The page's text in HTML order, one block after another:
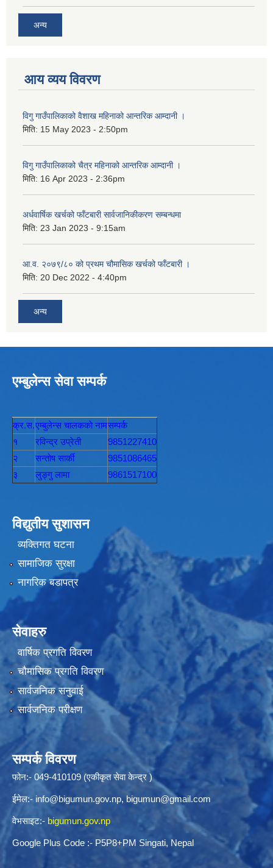
अन्य
आय व्यय विवरण
विगु गाउँपालिकाको वैशाख महिनाको आन्तरिक आम्दानी ।
मिति: 15 May 2023 - 2:50pm
विगु गाउँपालिकाको चैत्र महिनाको आन्तरिक आम्दानी ।
मिति: 16 Apr 2023 - 2:36pm
अर्धवार्षिक खर्चको फाँटबारी सार्वजानिकीकरण सम्बन्धमा
मिति: 23 Jan 2023 - 9:15am
आ.व. २०७९/८० को प्रथम चौमासिक खर्चको फाँटबारी ।
मिति: 20 Dec 2022 - 4:40pm
अन्य
एम्बुलेन्स सेवा सम्पर्क
क्र.स.एम्बुलेन्स चालककाे नामसम्पर्क
१
रविन्द्र उप्रेती
9851227410
२
सन्तोष सार्की
9851086465
३
लुङ्गु लामा 9861517100
विद्युतीय सुशासन
व्यक्तिगत घटना
सामाजिक सुरक्षा
नागरिक बडापत्र
सेवाहरु
वार्षिक प्रगति विवरण
चौमासिक प्रगति विवरण
सार्वजनिक सनुवाई
सार्वजनिक परीक्षण
सम्पर्क विवरण
फोन:- 049-410109 (एकीकृत सेवा केन्द्र )
ईमेल:- info@bigumun.gov.np, bigumun@gmail.com
वेभसाइट:- bigumun.gov.np
Google Plus Code :- P5P8+PM Singati, Nepal